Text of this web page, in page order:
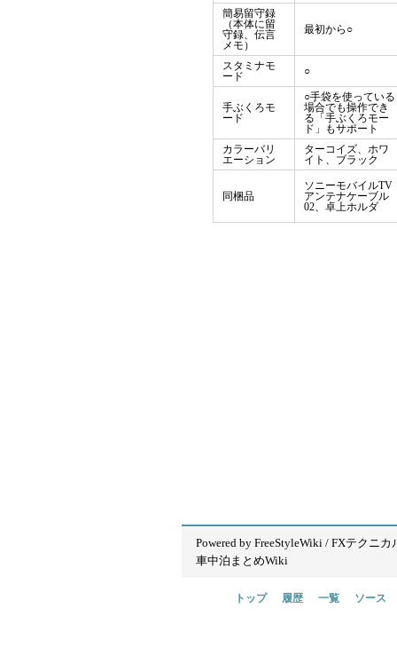
簡易留守録
（本体に留
守録、伝言
メモ）
最初から○
スタミナモ
ード
○
手ぶくろモ
ード
○手袋を使っている
場合でも操作でき
る「手ぶくろモー
ド」もサポート
カラーバリ
エーション
ターコイズ、ホワ
イト、ブラック
同梱品
ソニーモバイルTV
アンテナケーブル
02、卓上ホルダ
Powered by FreeStyleWiki / FXテクニカ
車中泊まとめWiki
トップ 履歴 一覧 ソース